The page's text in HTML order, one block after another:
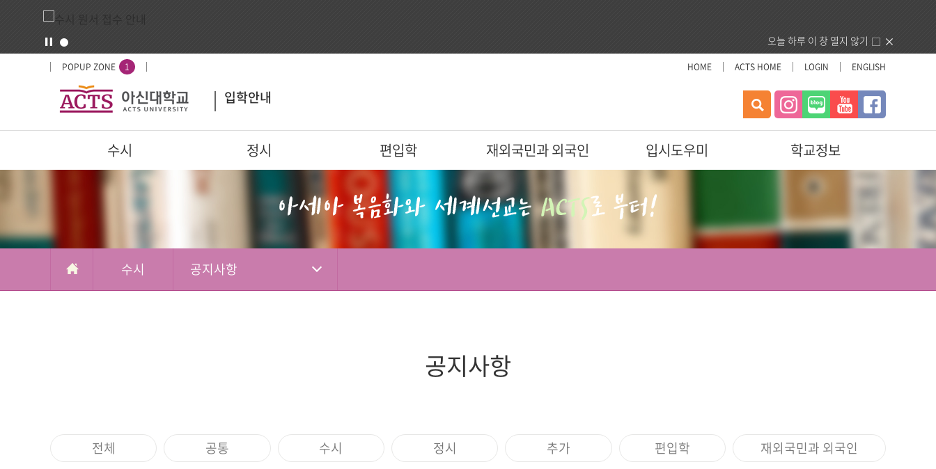
오늘 하루 이 창 열지 않기
POPUP ZONE 1 HOME ACTS HOME LOGIN ENGLISH
입학안내
서
수시 정시 편입학 재외국민과 외국인 입시도우미
학교정보
부가메뉴
학교정보
색
미
수시 공지사항
공지사항
전체 공통 수시 정시 추가 편입학 재외국민과 외국인